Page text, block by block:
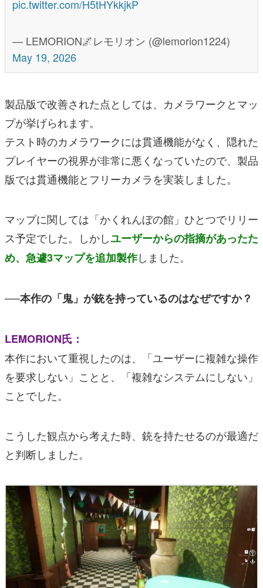
pic.twitter.com/H5tHYkkjkP
— LEMORION🌌レモリオン (@lemorion1224)
May 19, 2026
製品版で改善された点としては、カメラワークとマッ
プが挙げられます。
テスト時のカメラワークには貫通機能がなく、隠れた
プレイヤーの視界が非常に悪くなっていたので、製品
版では貫通機能とフリーカメラを実装しました。
マップに関しては「かくれんぼの館」ひとつでリリー
ス予定でした。しかしユーザーからの指摘があったた
め、急遽3マップを追加製作しました。
──本作の「鬼」が銃を持っているのはなぜですか？
LEMORION氏：
本作において重視したのは、「ユーザーに複雑な操作
を要求しない」ことと、「複雑なシステムにしない」
ことでした。
こうした観点から考えた時、銃を持たせるのが最適だ
と判断しました。